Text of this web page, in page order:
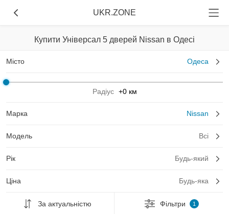
UKR.ZONE
Купити Універсал 5 дверей Nissan в Одесі
Місто Одеса
Радіус +0 км
Марка Nissan
Модель Всі
Рік Будь-який
Ціна Будь-яка
За актуальністю Фільтри 1